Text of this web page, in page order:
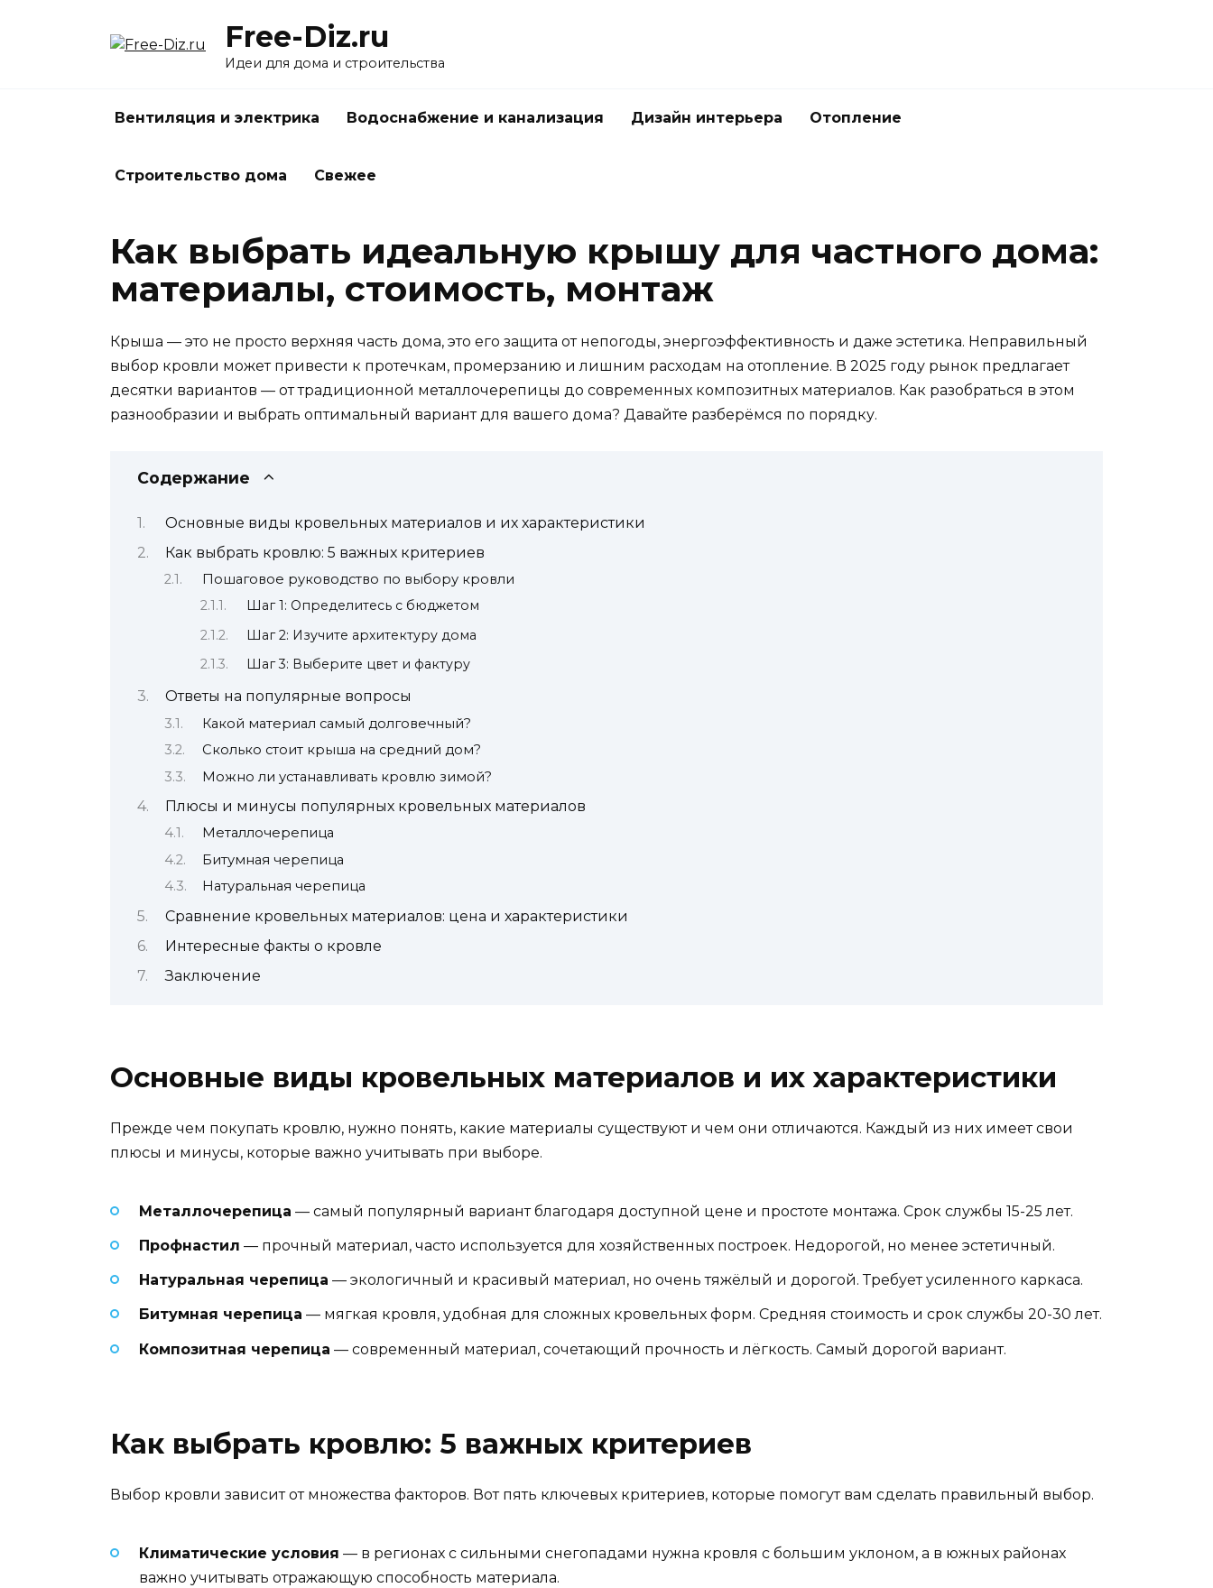
Free-Diz.ru
Идеи для дома и строительства
Вентиляция и электрика Водоснабжение и канализация Дизайн интерьера Отопление
Строительство дома Свежее
Как выбрать идеальную крышу для частного дома:
материалы, стоимость, монтаж
Крыша — это не просто верхняя часть дома, это его защита от непогоды, энергоэффективность и даже эстетика. Неправильный
выбор кровли может привести к протечкам, промерзанию и лишним расходам на отопление. В 2025 году рынок предлагает
десятки вариантов — от традиционной металлочерепицы до современных композитных материалов. Как разобраться в этом
разнообразии и выбрать оптимальный вариант для вашего дома? Давайте разберёмся по порядку.
Содержание
Основные виды кровельных материалов и их характеристики
Как выбрать кровлю: 5 важных критериев
Пошаговое руководство по выбору кровли
Шаг 1: Определитесь с бюджетом
Шаг 2: Изучите архитектуру дома
Шаг 3: Выберите цвет и фактуру
Ответы на популярные вопросы
Какой материал самый долговечный?
Сколько стоит крыша на средний дом?
Можно ли устанавливать кровлю зимой?
Плюсы и минусы популярных кровельных материалов
Металлочерепица
Битумная черепица
Натуральная черепица
Сравнение кровельных материалов: цена и характеристики
Интересные факты о кровле
Заключение
Основные виды кровельных материалов и их характеристики
Прежде чем покупать кровлю, нужно понять, какие материалы существуют и чем они отличаются. Каждый из них имеет свои
плюсы и минусы, которые важно учитывать при выборе.
Металлочерепица — самый популярный вариант благодаря доступной цене и простоте монтажа. Срок службы 15-25 лет.
Профнастил — прочный материал, часто используется для хозяйственных построек. Недорогой, но менее эстетичный.
Натуральная черепица — экологичный и красивый материал, но очень тяжёлый и дорогой. Требует усиленного каркаса.
Битумная черепица — мягкая кровля, удобная для сложных кровельных форм. Средняя стоимость и срок службы 20-30 лет.
Композитная черепица — современный материал, сочетающий прочность и лёгкость. Самый дорогой вариант.
Как выбрать кровлю: 5 важных критериев
Выбор кровли зависит от множества факторов. Вот пять ключевых критериев, которые помогут вам сделать правильный выбор.
Климатические условия — в регионах с сильными снегопадами нужна кровля с большим уклоном, а в южных районах
важно учитывать отражающую способность материала.